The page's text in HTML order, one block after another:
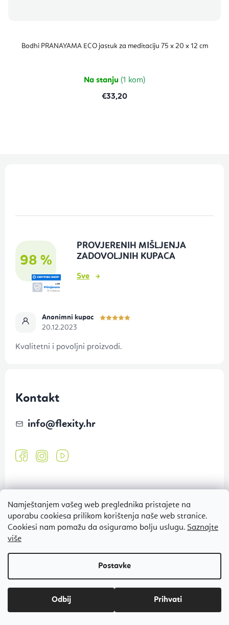
Namještanjem vašeg web preglednika pristajete na
uporabu cookiesa prilikom korištenja naše web stranice.
Cookiesi nam pomažu da osiguramo bolju uslugu. Saznajte
više
Odbij
Bodhi PRANAYAMA ECO jastuk za meditaciju 75 x 20 x 12 cm
Na stanju (1 kom)
€33,20
98 %
PROVJERENIH MIŠLJENJA
ZADOVOLJNIH KUPACA
Sve
Anonimni kupac
20.12.2023
Kvalitetni i povoljni proizvodi.
Kontakt
info@flexity.hr
Tajne akcije, rasprodaje i nagradne igre na vaš e-mail
Prijavi se